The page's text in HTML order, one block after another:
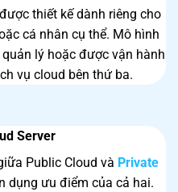
thiết kế dành riêng cho
cá nhân cụ thể. Mô hình
lý hoặc được vận hành
vụ cloud bên thứ ba.
Server
Public Cloud và Private
dụng ưu điểm của cả hai.